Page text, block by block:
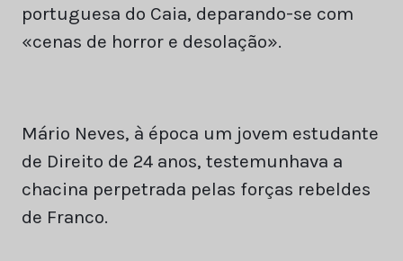
portuguesa do Caia, deparando-se com
«cenas de horror e desolação».
Mário Neves, à época um jovem estudante
de Direito de 24 anos, testemunhava a
chacina perpetrada pelas forças rebeldes
de Franco.